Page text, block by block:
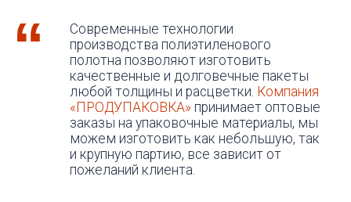
Современные технологии
производства полиэтиленового
полотна позволяют изготовить
качественные и долговечные пакеты
любой толщины и расцветки. Компания
«ПРОДУПАКОВКА» принимает оптовые
заказы на упаковочные материалы, мы
можем изготовить как небольшую, так
и крупную партию, все зависит от
пожеланий клиента.